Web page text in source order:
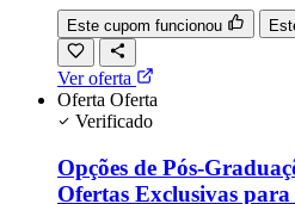
Este cupom funcionou
Ver oferta
Oferta Oferta
Verificado
Opções de Pós-
Ofertas Exclusivas